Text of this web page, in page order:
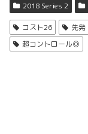
2018 Series 2
コスト26 先発
超コントロール◎